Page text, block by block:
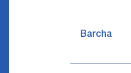
Barcha